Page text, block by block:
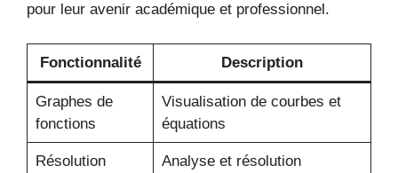
pour leur avenir académique et professionnel.
Fonctionnalité Description
Graphes de
fonctions
Visualisation de courbes et
équations
Résolution
Analyse et résolution